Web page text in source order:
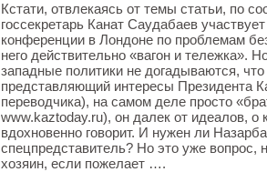
Кстати, отвлекаясь от темы статьи, по
госсекретарь Канат Саудабаев
конференции в Лондоне по проблемам
него действительно «вагон и тележка».
западные политики не догадываются, что
представляющий интересы Президента
переводчика), на самом деле просто
www.kaztoday.ru), он далек от идеалов, о
вдохновенно говорит. И нужен ли
спецпредставитель? Но это уже вопрос,
хозяин, если пожелает ….